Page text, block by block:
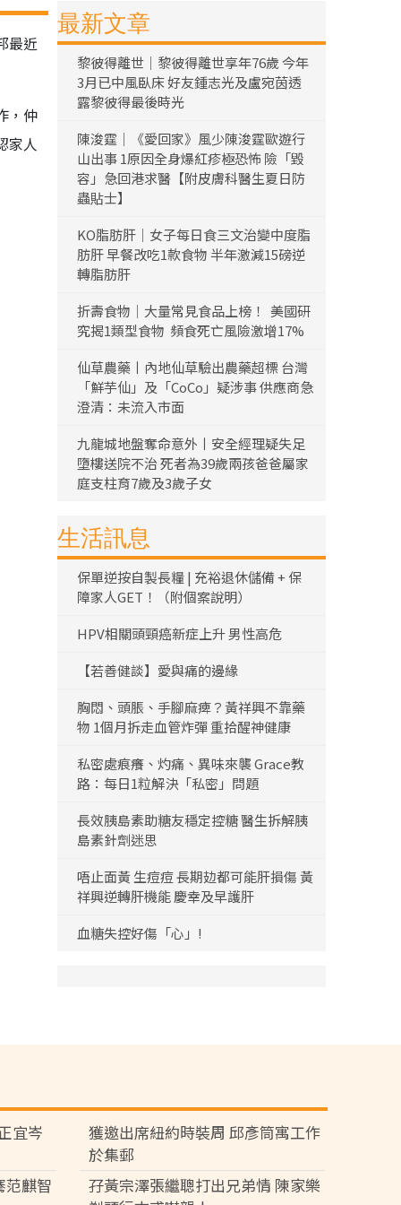
最近
，仲
家人
最新文章
黎彼得離世｜黎彼得離世享年76歲 今年
3月已中風臥床 好友鍾志光及盧宛茵透
露黎彼得最後時光
陳浚霆｜《愛回家》風少陳浚霆歐遊行
山出事 1原因全身爆紅疹極恐怖 險「毀
容」急回港求醫【附皮膚科醫生夏日防
蟲貼士】
KO脂肪肝｜女子每日食三文治變中度脂
肪肝 早餐改吃1款食物 半年激減15磅逆
轉脂肪肝
折壽食物｜大量常見食品上榜！ 美國研
究揭1類型食物 頻食死亡風險激增17%
仙草農藥丨內地仙草驗出農藥超標 台灣
「鮮芋仙」及「CoCo」疑涉事 供應商急
澄清：未流入市面
九龍城地盤奪命意外丨安全經理疑失足
墮樓送院不治 死者為39歲兩孩爸爸屬家
庭支柱育7歲及3歲子女
生活訊息
保單逆按自製長糧 | 充裕退休儲備 + 保
障家人GET！（附個案說明）
HPV相關頭頸癌新症上升 男性高危
【若善健談】愛與痛的邊緣
胸悶、頭脹、手腳麻痺？黃祥興不靠藥
物 1個月拆走血管炸彈 重拾醒神健康
私密處痕癢、灼痛、異味來襲 Grace教
路：每日1粒解決「私密」問題
長效胰島素助糖友穩定控糖 醫生拆解胰
島素針劑迷思
唔止面黃 生痘痘 長期攰都可能肝損傷 黃
祥興逆轉肝機能 慶幸及早護肝
血糖失控好傷「心」!
宜岑
獲邀出席紐約時裝周 邱彥筒寓工作
於集郵
范麒智
孖黃宗澤張繼聰打出兄弟情 陳家樂